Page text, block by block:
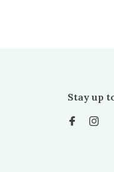
Stay up